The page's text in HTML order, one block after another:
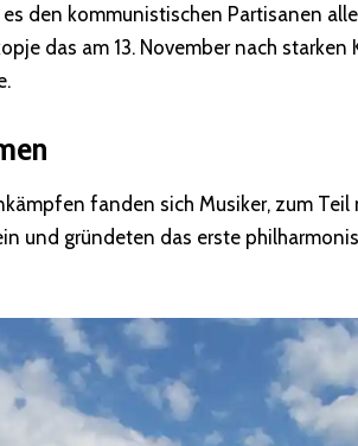
den kommunistischen Partisanen
das am 13. November nach
fanden sich Musiker, zum Teil
und gründeten das erste